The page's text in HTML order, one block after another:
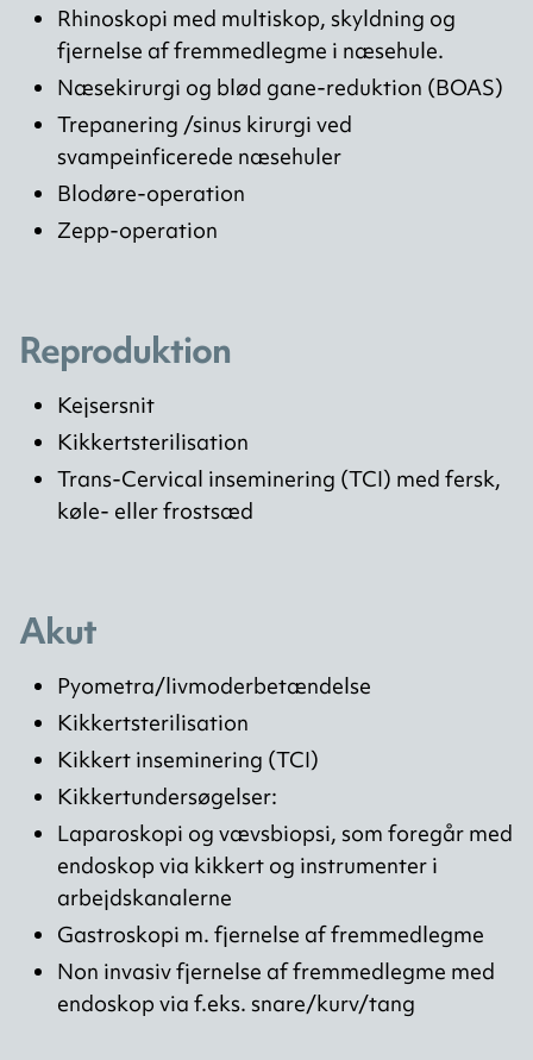
Rhinoskopi med multiskop, skyldning og
fjernelse af fremmedlegme i næsehule.
Næsekirurgi og blød gane-reduktion (BOAS)
Trepanering /sinus kirurgi ved
svampeinficerede næsehuler
Blodøre-operation
Zepp-operation
Reproduktion
Kejsersnit
Kikkertsterilisation
Trans-Cervical inseminering (TCI) med fersk,
køle- eller frostsæd
Akut
Pyometra/livmoderbetændelse
Kikkertsterilisation
Kikkert inseminering (TCI)
Kikkertundersøgelser:
Laparoskopi og vævsbiopsi, som foregår med
endoskop via kikkert og instrumenter i
arbejdskanalerne
Gastroskopi m. fjernelse af fremmedlegme
Non invasiv fjernelse af fremmedlegme med
endoskop via f.eks. snare/kurv/tang